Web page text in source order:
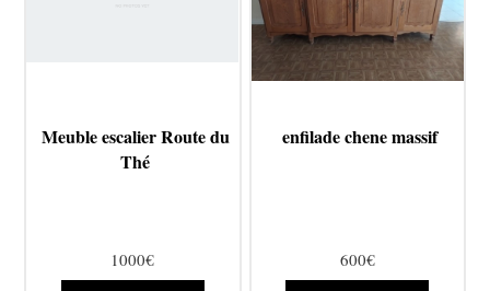
Meuble escalier Route du
Thé
1000€
enfilade chene massif
600€